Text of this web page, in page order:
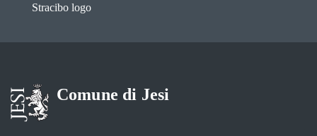
Stracibo logo
Comune di Jesi